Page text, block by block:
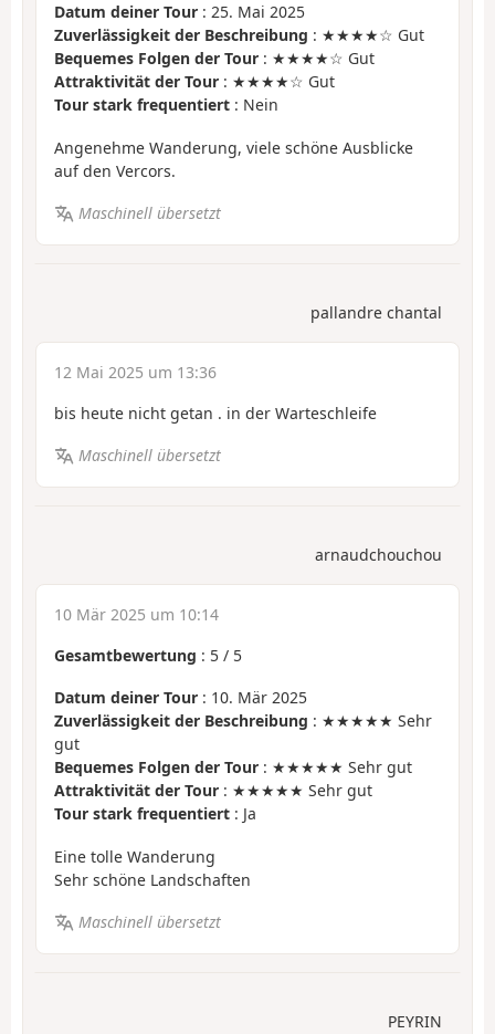
Datum deiner Tour : 25. Mai 2025
Zuverlässigkeit der Beschreibung : ★★★★☆ Gut
Bequemes Folgen der Tour : ★★★★☆ Gut
Attraktivität der Tour : ★★★★☆ Gut
Tour stark frequentiert : Nein
Angenehme Wanderung, viele schöne Ausblicke
auf den Vercors.
Maschinell übersetzt
pallandre chantal
12 Mai 2025 um 13:36
bis heute nicht getan . in der Warteschleife
Maschinell übersetzt
arnaudchouchou
10 Mär 2025 um 10:14
Gesamtbewertung : 5 / 5
Datum deiner Tour : 10. Mär 2025
Zuverlässigkeit der Beschreibung : ★★★★★ Sehr
gut
Bequemes Folgen der Tour : ★★★★★ Sehr gut
Attraktivität der Tour : ★★★★★ Sehr gut
Tour stark frequentiert : Ja
Eine tolle Wanderung
Sehr schöne Landschaften
Maschinell übersetzt
PEYRIN